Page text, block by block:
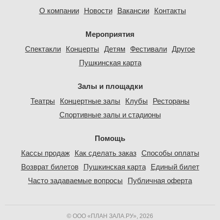
Мероприятия
Спектакли
Концерты Детям Фестивали Другое
Пушкинская карта
Залы и площадки
Театры
Концертные залы Клубы
Рестораны
Спортивные залы и стадионы
Помощь
Кассы продаж
Как сделать заказ
Способы оплаты
Возврат билетов
Пушкинская карта
Единый билет
Часто задаваемые вопросы
Публичная оферта
О компании Новости Вакансии Контакты
© ООО «ПЛАН ЗАЛА.РУ», 2026